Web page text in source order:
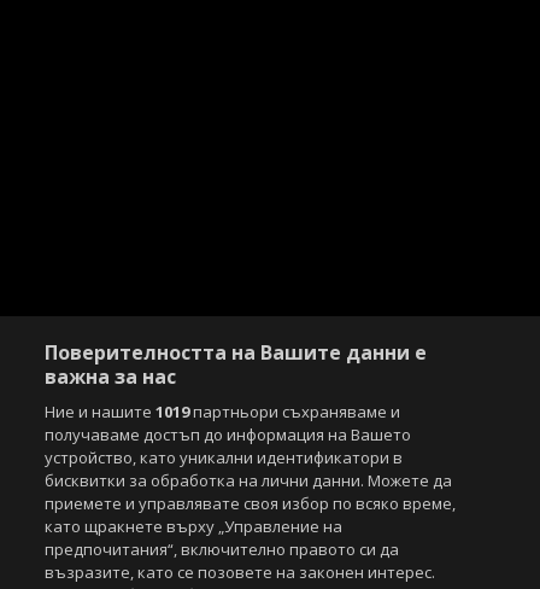
Поверителността на Вашите данни е
важна за нас
Ние и нашите1019партньори съхраняваме и
получаваме достъп до информация на Вашето
устройство, като уникални идентификатори в
бисквитки за обработка на лични данни. Можете да
приемете и управлявате своя избор по всяко време,
като щракнете върху „Управление на
предпочитания“, включително правото си да
възразите, като се позовете на законен интерес.